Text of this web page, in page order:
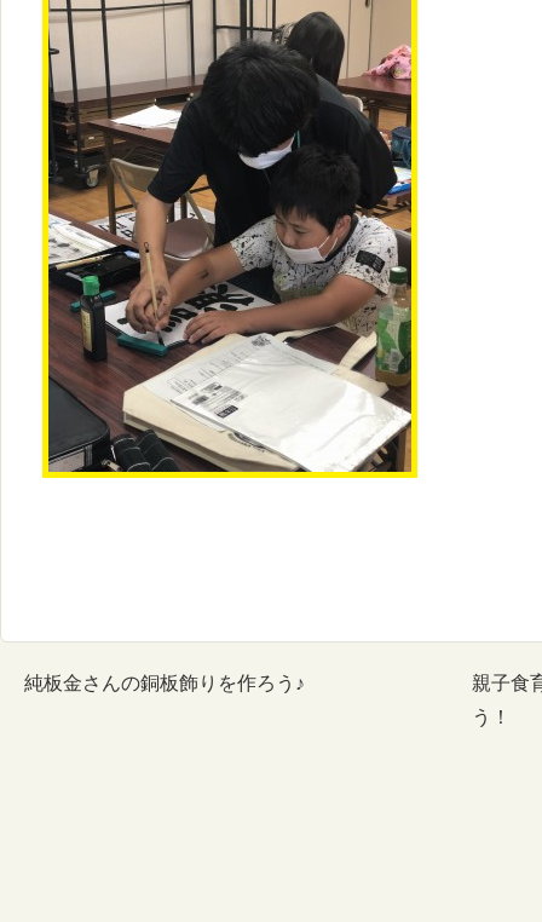
純板金さんの銅板飾りを作ろう♪
親子食
う！